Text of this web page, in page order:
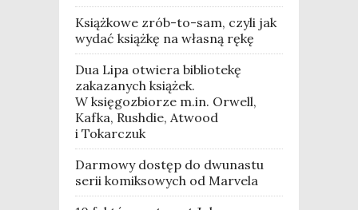
Książkowe zrób-to-sam, czyli jak
wydać książkę na własną rękę
Dua Lipa otwiera bibliotekę
zakazanych książek.
W księgozbiorze m.in. Orwell,
Kafka, Rushdie, Atwood
i Tokarczuk
Darmowy dostęp do dwunastu
serii komiksowych od Marvela